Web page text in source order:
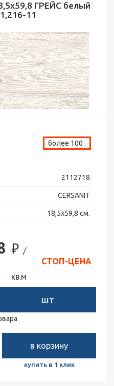
ГРЕЙС белый
11
более 100 .
2112718
CERSANIT
18,5х59,8 см.
₽ /
кв.м
СТОП-ЦЕНА
шт
в корзину
купить в 1 клик